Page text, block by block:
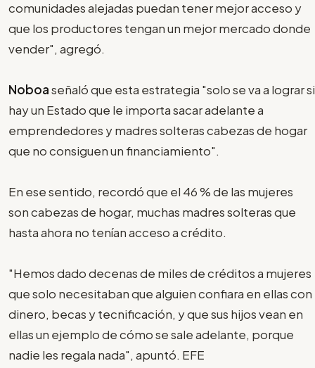
comunidades alejadas puedan tener mejor acceso y
que los productores tengan un mejor mercado donde
vender", agregó.
Noboaseñaló que esta estrategia "solo se va a lograr si
hay un Estado que le importa sacar adelante a
emprendedores y madres solteras cabezas de hogar
que no consiguen un financiamiento".
En ese sentido, recordó que el 46 % de las mujeres
son cabezas de hogar, muchas madres solteras que
hasta ahora no tenían acceso a crédito.
"Hemos dado decenas de miles de créditos a mujeres
que solo necesitaban que alguien confiara en ellas con
dinero, becas y tecnificación, y que sus hijos vean en
ellas un ejemplo de cómo se sale adelante, porque
nadie les regala nada", apuntó. EFE